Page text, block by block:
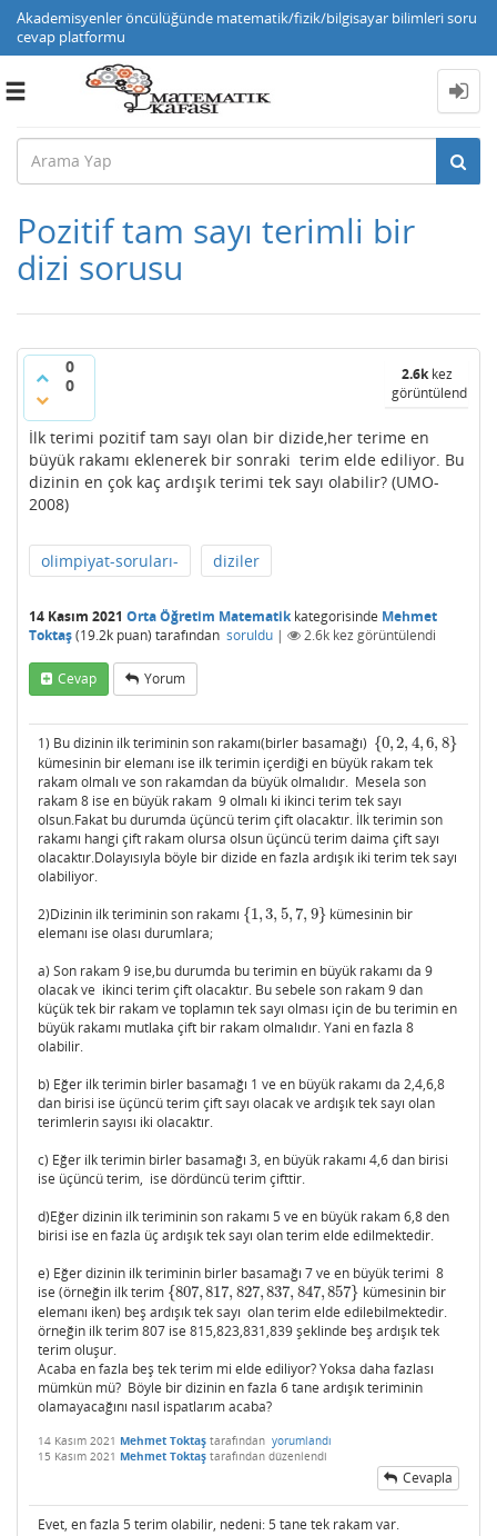
Akademisyenler öncülüğünde matematik/fizik/bilgisayar bilimleri soru
cevap platformu
Toggle
Pozitif tam sayı terimli bir
dizi sorusu
0
0
2.6kkez
görüntülendi
İlk terimi pozitif tam sayı olan bir dizide,her terime en
büyük rakamı eklenerek bir sonraki terim elde ediliyor. Bu
dizinin en çok kaç ardışık terimi tek sayı olabilir? (UMO-
2008)
olimpiyat-soruları- diziler
14 Kasım 2021 Orta Öğretim Matematikkategorisinde Mehmet
Toktaş(19.2k puan) tarafından soruldu | 2.6k kez görüntülendi
Cevap Yorum
1) Bu dizinin ilk teriminin son rakamı(birler basamağı) {0, 2, 4, 6, 8}
{0,2,4 ,6,8}
kümesinin bir elemanı ise ilk terimin içerdiği en büyük rakam tek
rakam olmalı ve son rakamdan da büyük olmalıdır. Mesela son
rakam 8 ise en büyük rakam 9 olmalı ki ikinci terim tek sayı
olsun.Fakat bu durumda üçüncü terim çift olacaktır. İlk terimin son
rakamı hangi çift rakam olursa olsun üçüncü terim daima çift sayı
olacaktır.Dolayısıyla böyle bir dizide en fazla ardışık iki terim tek sayı
olabiliyor.
2)Dizinin ilk teriminin son rakamı {1, 3, 5, 7, 9}
{1,3,5 ,7, 9}
kümesinin bir
elemanı ise olası durumlara;
a) Son rakam 9 ise,bu durumda bu terimin en büyük rakamı da 9
olacak ve ikinci terim çift olacaktır. Bu sebele son rakam 9 dan
küçük tek bir rakam ve toplamın tek sayı olması için de bu terimin en
büyük rakamı mutlaka çift bir rakam olmalıdır. Yani en fazla 8
olabilir.
b) Eğer ilk terimin birler basamağı 1 ve en büyük rakamı da 2,4,6,8
dan birisi ise üçüncü terim çift sayı olacak ve ardışık tek sayı olan
terimlerin sayısı iki olacaktır.
c) Eğer ilk terimin birler basamağı 3, en büyük rakamı 4,6 dan birisi
ise üçüncü terim, ise dördüncü terim çifttir.
d)Eğer dizinin ilk teriminin son rakamı 5 ve en büyük rakam 6,8 den
birisi ise en fazla üç ardışık tek sayı olan terim elde edilmektedir.
e) Eğer dizinin ilk teriminin birler basamağı 7 ve en büyük terimi 8
ise (örneğin ilk terim {807, 817, 827, 837, 847, 857}
{807,817,827,837,847,857}
kümesinin bir
elemanı iken) beş ardışık tek sayı olan terim elde edilebilmektedir.
örneğin ilk terim 807 ise 815,823,831,839 şeklinde beş ardışık tek
terim oluşur.
Acaba en fazla beş tek terim mi elde ediliyor? Yoksa daha fazlası
mümkün mü? Böyle bir dizinin en fazla 6 tane ardışık teriminin
olamayacağını nasıl ispatlarım acaba?
14 Kasım 2021 Mehmet Toktaş tarafından yorumlandı
15 Kasım 2021 Mehmet Toktaş tarafından düzenlendi
Cevapla
Evet, en fazla 5 terim olabilir, nedeni: 5 tane tek rakam var.